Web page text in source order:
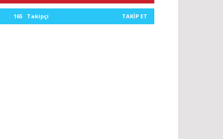
165 Takipçi TAKIP ET